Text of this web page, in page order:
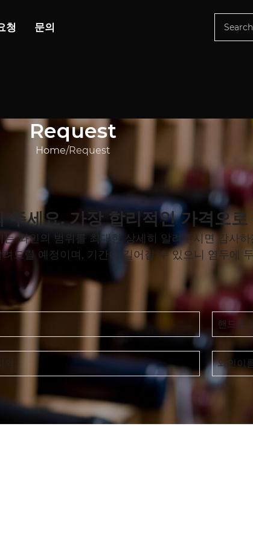
청 문의
Request
Home Request
주세요. 가장 합리적인 가격으
와인의 범위를 최대한 상세히 알려주시면 감사하
드릴 예정이며, 기간이 길어질 수 있으니 염두에
핸드폰
역 와인이